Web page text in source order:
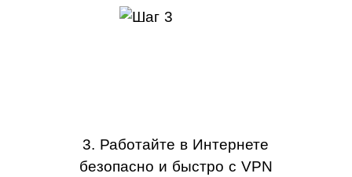
3. Работайте в Интернете
безопасно и быстро с VPN